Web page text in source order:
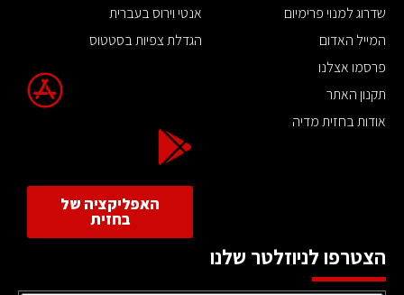
שדרוג למנוי פרימיום
המייל האדום
פרסמו אצלנו
תקנון האתר
אודות בחזית מדיה
אנטי וירוס בעברית
הגדלת צפיות בסטטוס
האפליקציה של
בחזית
הצטרפו לניוזלטר שלנו